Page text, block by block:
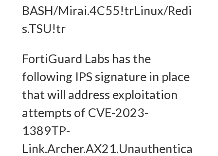
BASH/Mirai.4C55!trLinux/Redi
s.TSU!tr
FortiGuard Labs has the
following IPS signature in place
that will address exploitation
attempts of CVE-2023-
1389TP-
Link.Archer.AX21.Unauthentica